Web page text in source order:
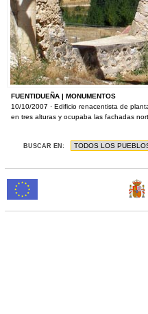
FUENTIDUEÑA | MONUMENTOS
10/10/2007 · Edificio renacentista de
en tres alturas y ocupaba las fachadas
BUSCAR EN: